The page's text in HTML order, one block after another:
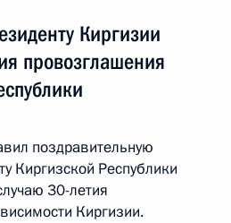
Киргизии
провозглашения
поздравительную
Киргизской Республики
30-летия
Киргизии.